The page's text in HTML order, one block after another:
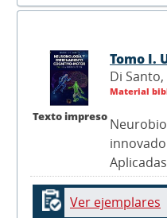
Texto impreso
Tomo I.
Di
Material
Ver ejemplares